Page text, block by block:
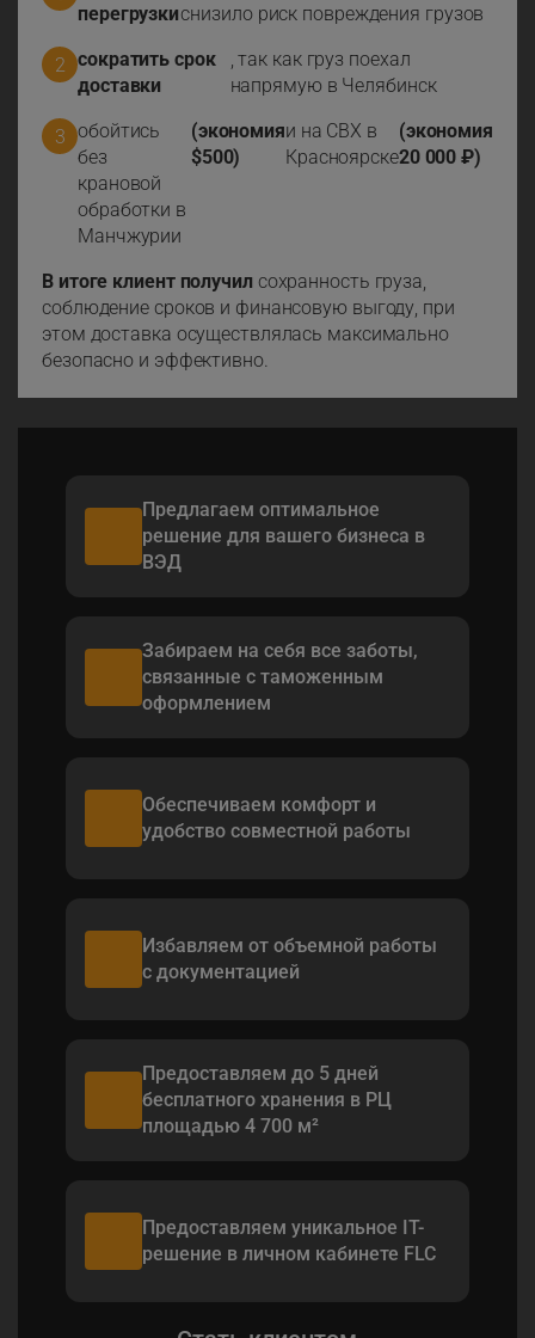
перегрузкиснизило риск повреждения грузов
сократить срок
доставки
, так как груз поехал
напрямую в Челябинск
обойтись
без
крановой
обработки в
Манчжурии
(экономия
$500)
и на СВХ в
Красноярске
(экономия
20 000 ₽)
В итоге клиент получил сохранность груза,
соблюдение сроков и финансовую выгоду, при
этом доставка осуществлялась максимально
безопасно и эффективно.
Предлагаем оптимальное
решение для вашего бизнеса в
ВЭД
Забираем на себя все заботы,
связанные с таможенным
оформлением
Обеспечиваем комфорт и
удобство совместной работы
Избавляем от объемной работы
с документацией
Предоставляем до 5 дней
бесплатного хранения в РЦ
площадью 4 700 м²
Предоставляем уникальное IT-
решение в личном кабинете FLC